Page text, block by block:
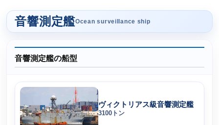
音響測定艦Ocean surveillance ship
音響測定艦の船型
ヴィクトリアス級音響測定艦
3100トン
ログイン状態を保持
新規登録 パスワードを忘れた方